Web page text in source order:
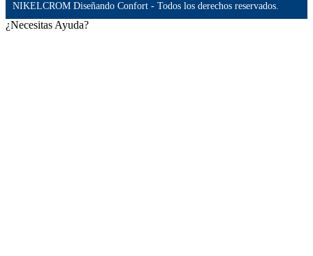
NIKELCROM Diseñando Confort - Todos los derechos reservados.
¿Necesitas Ayuda?